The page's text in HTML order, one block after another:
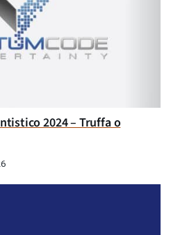
2024 – Truffa o